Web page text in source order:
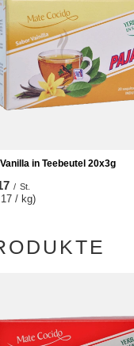
in Teebeutel 20x3g
/ St.
/ kg)